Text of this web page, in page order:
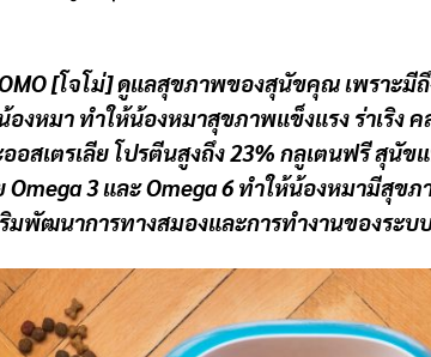
[โจโม่] ดูแลสุขภาพของสุนัขคุณ เพราะมี
งหมา ทำให้น้องหมาสุขภาพแข็งแรง ร่าเริง
อสเตรเลีย โปรตีนสูงถึง 23% กลูเตนฟรี สุนั
3 และ Omega 6 ทำให้น้องหมามีสุข
มพัฒนาการทางสมองและการทำงานของระบ